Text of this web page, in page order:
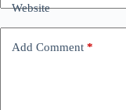
Website
Add Comment *